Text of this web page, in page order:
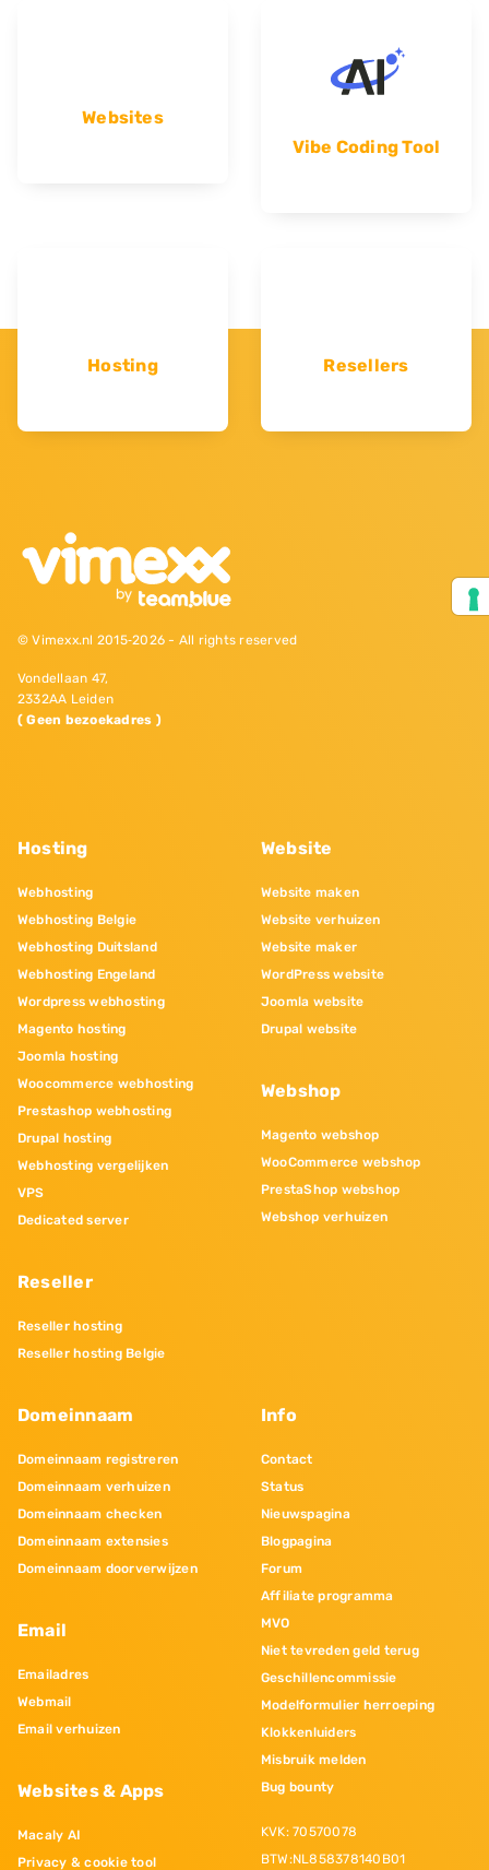
Websites
Vibe Coding Tool
Hosting Resellers
© Vimexx.nl 2015‐2026 - All rights reserved
Vondellaan 47,
2332AA Leiden
( Geen bezoekadres )
Hosting
Webhosting
Webhosting Belgie
Webhosting Duitsland
Webhosting Engeland
Wordpress webhosting
Magento hosting
Joomla hosting
Woocommerce webhosting
Prestashop webhosting
Drupal hosting
Webhosting vergelijken
VPS
Dedicated server
Reseller
Reseller hosting
Reseller hosting Belgie
Website
Website maken
Website verhuizen
Website maker
WordPress website
Joomla website
Drupal website
Webshop
Magento webshop
WooCommerce webshop
PrestaShop webshop
Webshop verhuizen
Domeinnaam
Domeinnaam registreren
Domeinnaam verhuizen
Domeinnaam checken
Domeinnaam extensies
Domeinnaam doorverwijzen
Email
Emailadres
Webmail
Email verhuizen
Websites & Apps
Macaly AI
Privacy & cookie tool
Info
Contact
Status
Nieuwspagina
Blogpagina
Forum
Affiliate programma
MVO
Niet tevreden geld terug
Geschillencommissie
Modelformulier herroeping
Klokkenluiders
Misbruik melden
Bug bounty
KVK: 70570078
BTW:NL858378140B01